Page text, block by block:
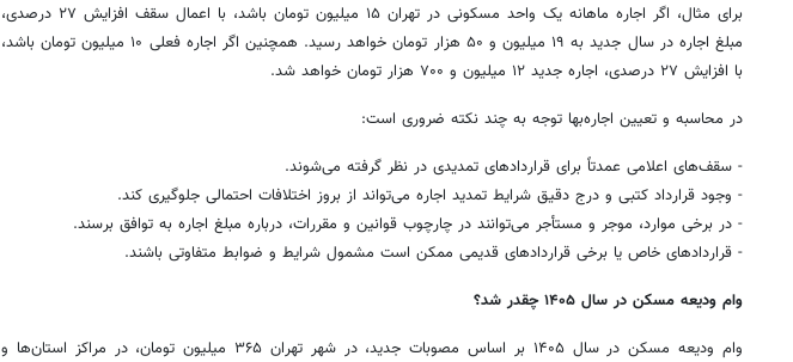
برای مثال، اگر اجاره ماهانه یک واحد مسکونی در تهران ۱۵ میلیون تومان باشد، با اعمال سقف افزایش ۲۷ درصدی،
مبلغ اجاره در سال جدید به ۱۹ میلیون و ۵۰ هزار تومان خواهد رسید. همچنین اگر اجاره فعلی ۱۰ میلیون تومان باشد،
با افزایش ۲۷ درصدی، اجاره جدید ۱۲ میلیون و ۷۰۰ هزار تومان خواهد شد.
در محاسبه و تعیین اجاره‌بها توجه به چند نکته ضروری است:
- سقف‌های اعلامی عمدتاً برای قراردادهای تمدیدی در نظر گرفته می‌شوند.
- وجود قرارداد کتبی و درج دقیق شرایط تمدید اجاره می‌تواند از بروز اختلافات احتمالی جلوگیری کند.
- در برخی موارد، موجر و مستأجر می‌توانند در چارچوب قوانین و مقررات، درباره مبلغ اجاره به توافق برسند.
- قراردادهای خاص یا برخی قراردادهای قدیمی ممکن است مشمول شرایط و ضوابط متفاوتی باشند.
وام ودیعه مسکن در سال ۱۴۰۵ چقدر شد؟
وام ودیعه مسکن در سال ۱۴۰۵ بر اساس مصوبات جدید، در شهر تهران ۳۶۵ میلیون تومان، در مراکز استان‌ها و